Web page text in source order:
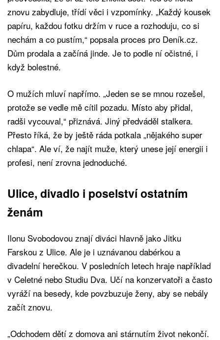
znovu zabydluje, třídí věci i vzpomínky. „Každý kousek
papíru, každou fotku držím v ruce a rozhoduju, co si
nechám a co pustím,“ popsala proces pro Deník.cz.
Dům prodala a začíná jinde. Je to podle ní očistné, i
když bolestné.
O mužích mluví napřímo. „Jeden se se mnou rozešel,
protože se vedle mě cítil pozadu. Místo aby přidal,
radši vycouval,“ přiznává. Jiný předváděl stalkera.
Přesto říká, že by ještě ráda potkala „nějakého super
chlapa“. Ale ví, že najít muže, který unese její energii i
profesi, není zrovna jednoduché.
Ulice, divadlo i poselství ostatním
ženám
Ilonu Svobodovou znají diváci hlavně jako Jitku
Farskou z Ulice. Ale je i uznávanou dabérkou a
divadelní herečkou. V posledních letech hraje například
v Celetné nebo Studiu Dva. Učí na konzervatoři a často
vyráží na besedy, kde povzbuzuje ženy, aby se nebály
začít znovu.
„Odchodem dětí z domova ani stárnutím život nekončí.